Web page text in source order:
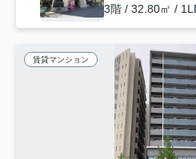
3階 / 32.80㎡ /
賃貸マンション